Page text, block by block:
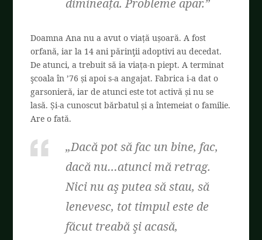
dimineața. Probleme apar.”
Doamna Ana nu a avut o viață ușoară. A fost
orfană, iar la 14 ani părinţii adoptivi au decedat.
De atunci, a trebuit să ia viața-n piept. A terminat
şcoala în ’76 și apoi s-a angajat. Fabrica i-a dat o
garsonieră, iar de atunci este tot activă și nu se
lasă. Și-a cunoscut bărbatul și a întemeiat o familie.
Are o fată.
„Dacă pot să fac un bine, fac,
dacă nu…atunci mă retrag.
Nici nu aş putea să stau, să
lenevesc, tot timpul este de
făcut treabă şi acasă,